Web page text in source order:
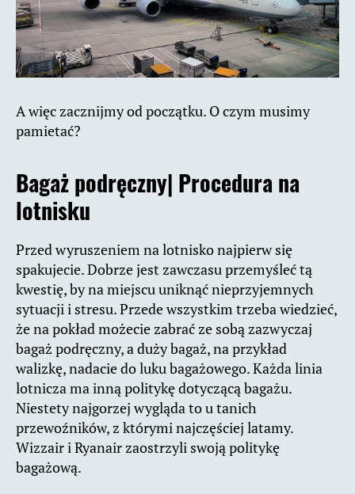
A więc zacznijmy od początku. O czym musimy
pamietać?
Bagaż podręczny| Procedura na
lotnisku
Przed wyruszeniem na lotnisko najpierw się
spakujecie. Dobrze jest zawczasu przemyśleć tą
kwestię, by na miejscu uniknąć nieprzyjemnych
sytuacji i stresu. Przede wszystkim trzeba wiedzieć,
że na pokład możecie zabrać ze sobą zazwyczaj
bagaż podręczny, a duży bagaż, na przykład
walizkę, nadacie do luku bagażowego. Każda linia
lotnicza ma inną politykę dotyczącą bagażu.
Niestety najgorzej wygląda to u tanich
przewoźników, z którymi najczęściej latamy.
Wizzair i Ryanair zaostrzyli swoją politykę
bagażową.